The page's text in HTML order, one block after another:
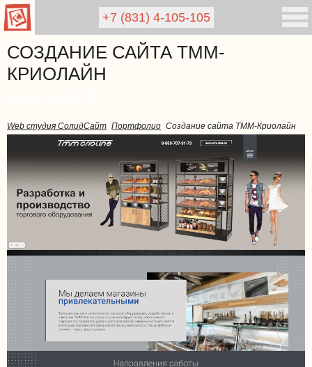
СОЗДАНИЕ САЙТА ТММ-
КРИОЛАЙН
+7 (831) 4-105-105
Web студия СолидСайт Портфолио Создание сайта ТММ-Криолайн